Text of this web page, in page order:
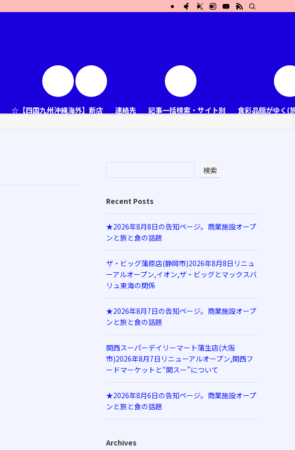
☆【四国九州沖縄海外】新店 連絡先 記事一括検索・サイト別 食彩品館がゆく(
検索
Recent Posts
★2026年8月8日の告知ページ。商業施設オープ
ンと旅と食の話題
ザ・ビッグ蒲原店(静岡市)2026年8月8日リニュ
ーアルオープン,イオン,ザ・ビッグとマックスバ
リュ東海の関係
★2026年8月7日の告知ページ。商業施設オープ
ンと旅と食の話題
関西スーパーデイリーマート蒲生店(大阪
市)2026年8月7日リニューアルオープン,関西フ
ードマーケットと“関スー”について
★2026年8月6日の告知ページ。商業施設オープ
ンと旅と食の話題
Archives